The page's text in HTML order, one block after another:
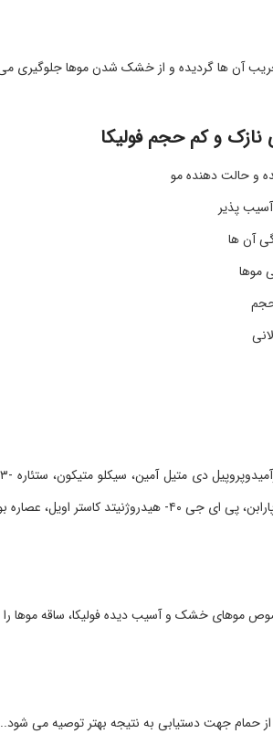
تخریب آن ها گردیده و از خشک شدن موها
نازک و کم حجم فولیکا
و حالت دهنده مو
پذیر
آن ها
موها
سینامات، بنزوفنون، اسانس، آب دیونیزه
و آسیب دیده فولیکا، ساقه موها را به دقت و به
از حمام جهت دستیابی به نتیجه بهتر توصیه می شود..